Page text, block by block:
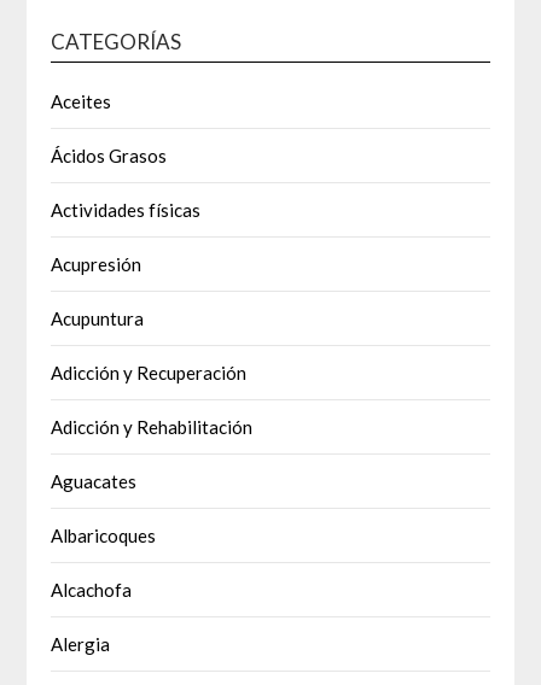
CATEGORÍAS
Aceites
Ácidos Grasos
Actividades físicas
Acupresión
Acupuntura
Adicción y Recuperación
Adicción y Rehabilitación
Aguacates
Albaricoques
Alcachofa
Alergia